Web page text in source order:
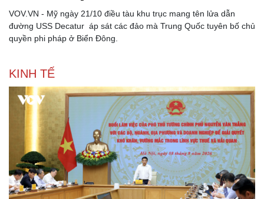
VOV.VN - Mỹ ngày 21/10 điều tàu khu trục mang tên lửa dẫn
đường USS Decatur áp sát các đảo mà Trung Quốc tuyên bố chủ
quyền phi pháp ở Biển Đông.
KINH TẾ